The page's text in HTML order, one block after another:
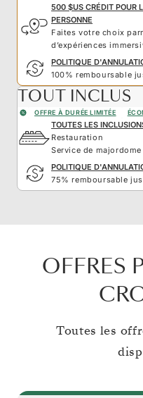
500 $US CRÉDIT POUR
PERSONNE
Faites votre choix
d’expériences
POLITIQUE
100% remboursable
TOUT INCLUS
OFFRE À DURÉE LIMITÉE
TOUTES LES
Restauration
Service de majordome
POLITIQUE
75% remboursable
OFFRES
Toutes les